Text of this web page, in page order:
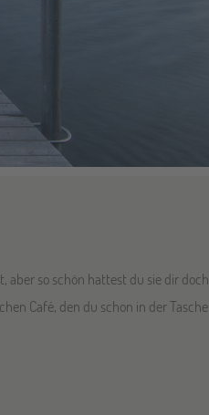
aber so schön hattest du sie dir doch
Café, den du schon in der Tasche